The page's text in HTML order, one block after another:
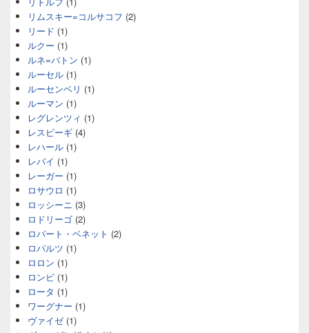
リムスキー=コルサコフ (2)
リード (1)
ルクー (1)
ルネ=バトン (1)
ルーセル (1)
ルーセンベリ (1)
ルーマン (1)
レグレンツィ (1)
レスピーギ (4)
レハール (1)
レバイ (1)
レーガー (1)
ロサウロ (1)
ロッシーニ (3)
ロドリーゴ (2)
ロバート・ベネット (2)
ロパルツ (1)
ロロン (1)
ロンビ (1)
ロータ (1)
ワーグナー (1)
ヴァイゼ(1)